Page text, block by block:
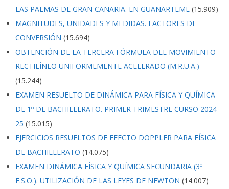
LAS PALMAS DE GRAN CANARIA. EN GUANARTEME (15.909)
MAGNITUDES, UNIDADES Y MEDIDAS. FACTORES DE
CONVERSIÓN (15.694)
OBTENCIÓN DE LA TERCERA FÓRMULA DEL MOVIMIENTO
RECTILÍNEO UNIFORMEMENTE ACELERADO (M.R.U.A.)
(15.244)
EXAMEN RESUELTO DE DINÁMICA PARA FÍSICA Y QUÍMICA
DE 1º DE BACHILLERATO. PRIMER TRIMESTRE CURSO 2024-
25 (15.015)
EJERCICIOS RESUELTOS DE EFECTO DOPPLER PARA FÍSICA
DE BACHILLERATO (14.075)
EXAMEN DINÁMICA FÍSICA Y QUÍMICA SECUNDARIA (3º
E.S.O.). UTILIZACIÓN DE LAS LEYES DE NEWTON (14.007)